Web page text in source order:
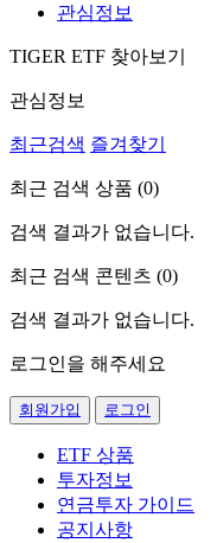
관심정보
TIGER ETF 찾아보기
관심정보
최근검색 즐겨찾기
최근 검색 상품 (0)
검색 결과가 없습니다.
최근 검색 콘텐츠 (0)
검색 결과가 없습니다.
로그인을 해주세요
회원가입 로그인
ETF 상품
투자정보
연금투자 가이드
공지사항